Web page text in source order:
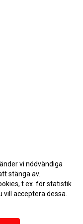
vi nödvändiga
stänga av.
t.ex. för statistik
acceptera dessa.